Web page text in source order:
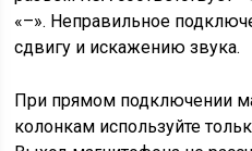
«–». Неправильное
сдвигу и искажению звука.
При прямом подключении
колонкам используйте